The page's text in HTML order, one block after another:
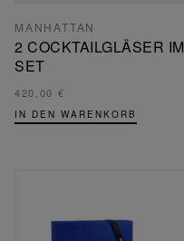
MANHATTAN
2 COCKTAILGLÄSER IM
SET
420,00 €
IN DEN WARENKORB